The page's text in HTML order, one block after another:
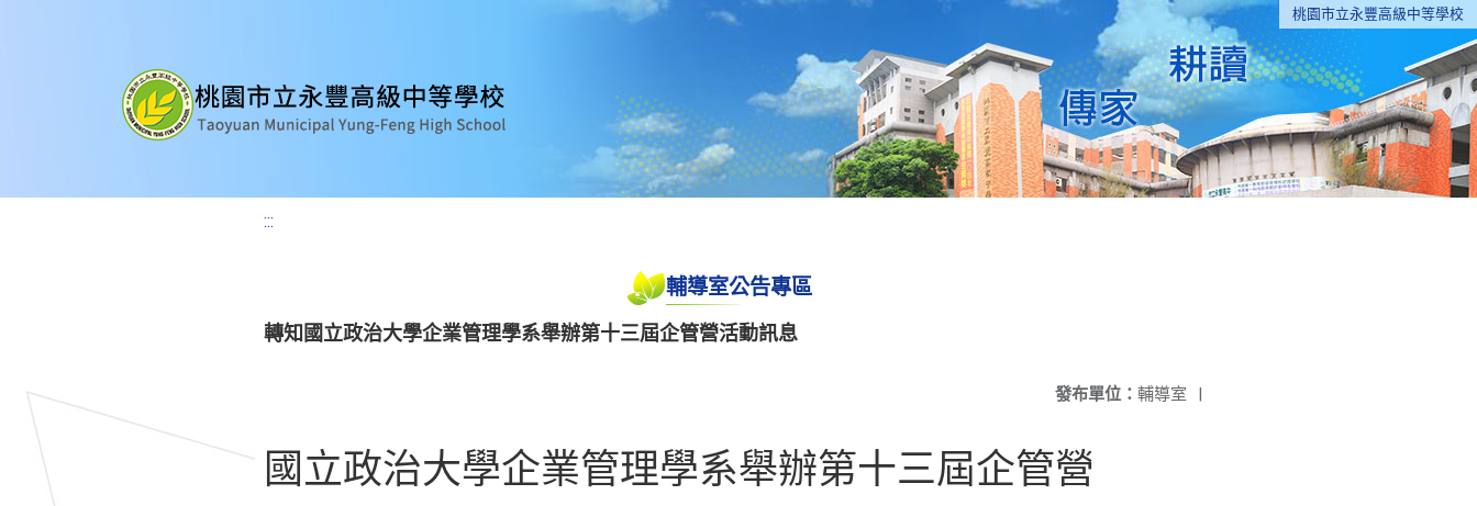
桃園市立永豐高級中等學校
:::
輔導室公告專區
轉知國立政治大學企業管理學系舉辦第十三屆企管營活動訊息
發布單位： 輔導室 |
國立政治大學企業管理學系舉辦第十三屆企管營